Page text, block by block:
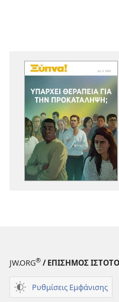
JW.ORG® / ΕΠΙΣΗΜΟΣ
Ρυθμίσεις Εμφάνισης